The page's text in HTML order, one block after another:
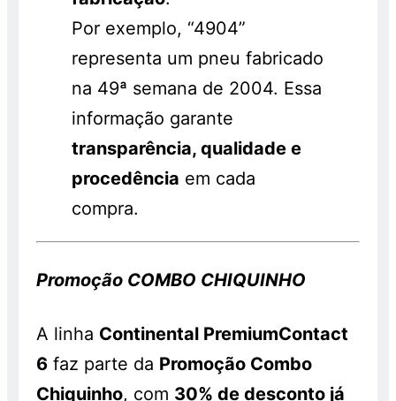
Por exemplo, “4904”
representa um pneu fabricado
na 49ª semana de 2004. Essa
informação garante
transparência, qualidade e
procedência em cada
compra.
Promoção COMBO CHIQUINHO
A linha Continental PremiumContact
6 faz parte da Promoção Combo
Chiquinho, com 30% de desconto já